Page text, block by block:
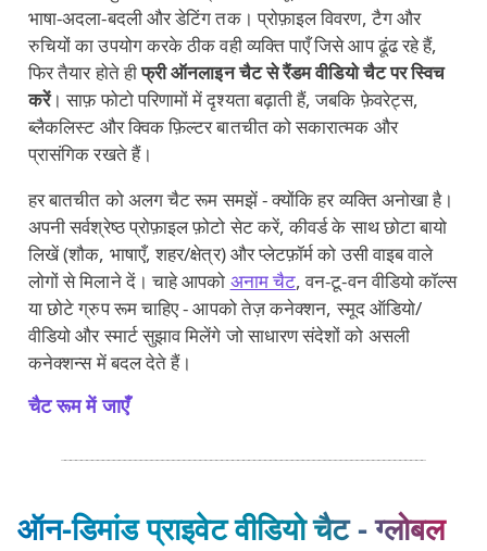
भाषा‑अदला‑बदली और डेटिंग तक। प्रोफ़ाइल विवरण, टैग और
रुचियों का उपयोग करके ठीक वही व्यक्ति पाएँ जिसे आप ढूंढ रहे हैं,
फिर तैयार होते हीफ्री ऑनलाइन चैट से रैंडम वीडियो चैट पर स्विच
करें। साफ़ फोटो परिणामों में दृश्यता बढ़ाती हैं, जबकि फ़ेवरेट्स,
ब्लैकलिस्ट और क्विक फ़िल्टर बातचीत को सकारात्मक और
प्रासंगिक रखते हैं।
हर बातचीत को अलग चैट रूम समझें - क्योंकि हर व्यक्ति अनोखा है।
अपनी सर्वश्रेष्ठ प्रोफ़ाइल फ़ोटो सेट करें, कीवर्ड के साथ छोटा बायो
लिखें (शौक, भाषाएँ, शहर/क्षेत्र) और प्लेटफ़ॉर्म को उसी वाइब वाले
लोगों से मिलाने दें। चाहे आपको अनाम चैट, वन‑टू‑वन वीडियो कॉल्स
या छोटे ग्रुप रूम चाहिए - आपको तेज़ कनेक्शन, स्मूद ऑडियो/
वीडियो और स्मार्ट सुझाव मिलेंगे जो साधारण संदेशों को असली
कनेक्शन्स में बदल देते हैं।
चैट रूम में जाएँ
ऑन‑डिमांड प्राइवेट वीडियो चैट - ग्लोबल